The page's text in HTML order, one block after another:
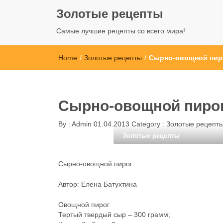
Золотые рецепты
Самые лучшие рецепты со всего мира!
Home / Золотые рецепты / Сырно-овощной
Сырно-овощной
By : Admin 01.04.2013 Category : Золотые рецепты
Золотые рецепты
Сырно-овощной пирог
Автор: Елена Батухтина
Овощной пирог
Тертый твердый сыр – 300 грамм;